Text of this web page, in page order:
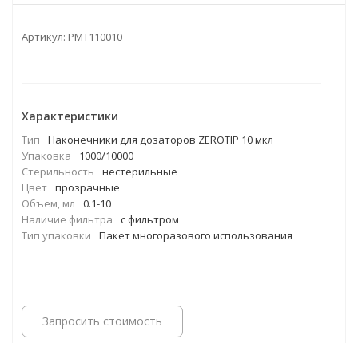
Артикул: PMT110010
Характеристики
Тип
Наконечники для дозаторов ZEROTIP 10 мкл
Упаковка
1000/10000
Стерильность
нестерильные
Цвет прозрачные
Объем, мл
0.1-10
Наличие фильтра
с фильтром
Тип упаковки
Пакет многоразового использования
Запросить стоимость